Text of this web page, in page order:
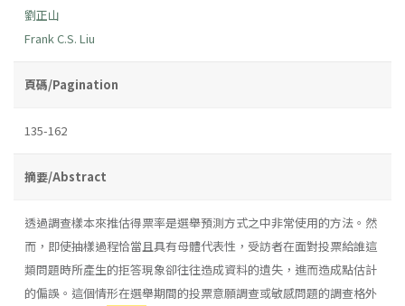
劉正山
Frank C.S. Liu
頁碼/Pagination
135-162
摘要/Abstract
透過調查樣本來推估得票率是選舉預測方式之中非常使用的方法。然
而，即使抽樣過程恰當且具有母體代表性，受訪者在面對投票給誰這
類問題時所產生的拒答現象卻往往造成資料的遺失，進而造成點估計
的偏誤。這個情形在選舉期間的投票意願調查或敏感問題的調查格外